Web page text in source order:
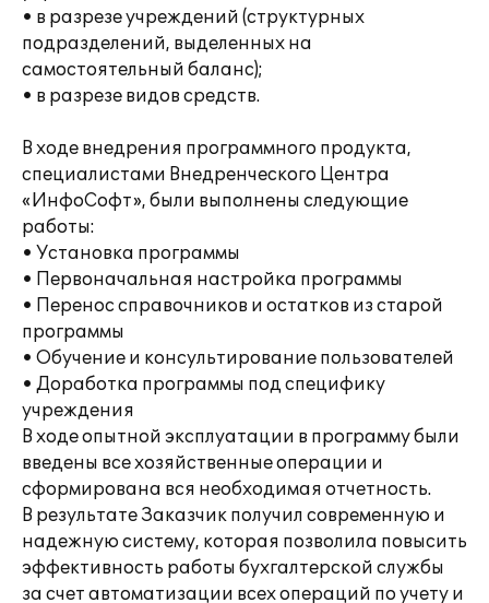
• в разрезе учреждений (структурных
подразделений, выделенных на
самостоятельный баланс);
• в разрезе видов средств.
В ходе внедрения программного продукта,
специалистами Внедренческого Центра
«ИнфоСофт», были выполнены следующие
работы:
• Установка программы
• Первоначальная настройка программы
• Перенос справочников и остатков из старой
программы
• Обучение и консультирование пользователей
• Доработка программы под специфику
учреждения
В ходе опытной эксплуатации в программу были
введены все хозяйственные операции и
сформирована вся необходимая отчетность.
В результате Заказчик получил современную и
надежную систему, которая позволила повысить
эффективность работы бухгалтерской службы
за счет автоматизации всех операций по учету и